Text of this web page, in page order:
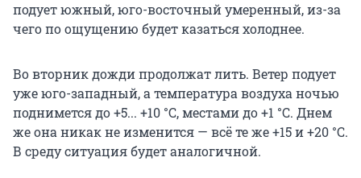
подует южный, юго-восточный умеренный, из-за
чего по ощущению будет казаться холоднее.
Во вторник дожди продолжат лить. Ветер подует
уже юго-западный, а температура воздуха ночью
поднимется до +5... +10 °С, местами до +1 °С. Днем
же она никак не изменится — всё те же +15 и +20 °С.
В среду ситуация будет аналогичной.